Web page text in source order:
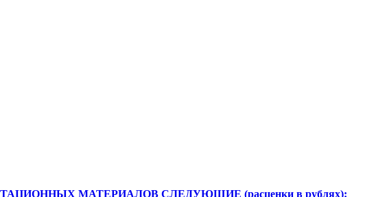
МАТЕРИАЛОВ СЛЕДУЮЩИЕ (расценки в рублях):